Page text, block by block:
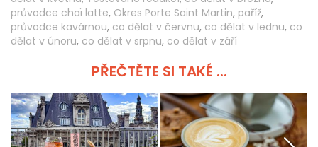
průvodce chaï latte, Okres Porte Saint Martin, paříž,
průvodce kavárnou, co dělat v červnu, co dělat v lednu, co
dělat v únoru, co dělat v srpnu, co dělat v září
PŘEČTĚTE SI TAKÉ ...